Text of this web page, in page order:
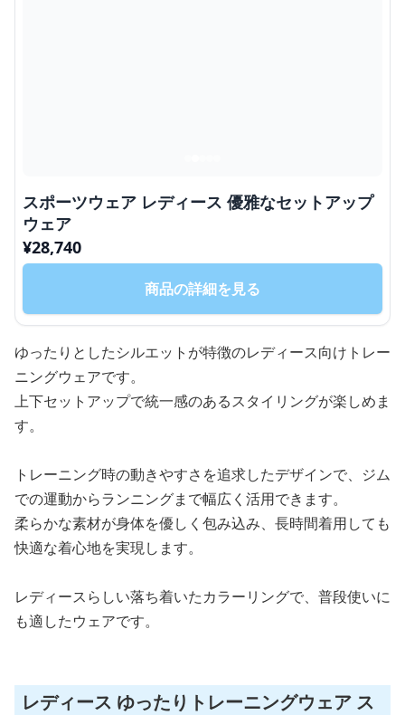
スポーツウェア レディース 優雅なセットアップ
ウェア
¥28,740
商品の詳細を見る
ゆったりとしたシルエットが特徴のレディース向けトレー
ニングウェアです。
上下セットアップで統一感のあるスタイリングが楽しめま
す。
トレーニング時の動きやすさを追求したデザインで、ジム
での運動からランニングまで幅広く活用できます。
柔らかな素材が身体を優しく包み込み、長時間着用しても
快適な着心地を実現します。
レディースらしい落ち着いたカラーリングで、普段使いに
も適したウェアです。
レディース ゆったりトレーニングウェア ス